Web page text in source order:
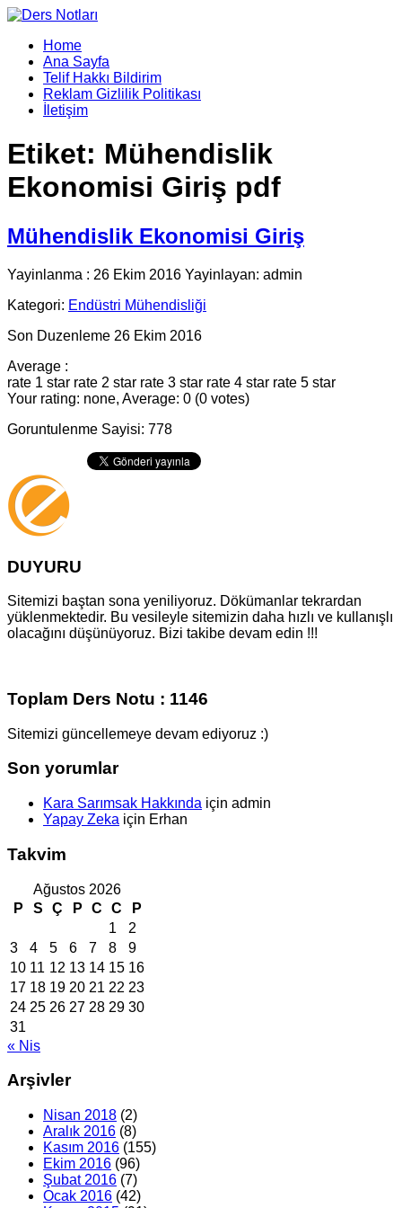
Home
Ana Sayfa
Telif Hakkı Bildirim
Reklam Gizlilik Politikası
İletişim
Etiket: Mühendislik
Ekonomisi Giriş pdf
Mühendislik Ekonomisi Giriş
Yayinlanma : 26 Ekim 2016 Yayinlayan: admin
Kategori: Endüstri Mühendisliği
Son Duzenleme 26 Ekim 2016
Average :
rate 1 star rate 2 star rate 3 star rate 4 star rate 5 star
Your rating: none, Average: 0 (0 votes)
Goruntulenme Sayisi: 778
DUYURU
Sitemizi baştan sona yeniliyoruz. Dökümanlar tekrardan
yüklenmektedir. Bu vesileyle sitemizin daha hızlı ve kullanışlı
olacağını düşünüyoruz. Bizi takibe devam edin !!!
Toplam Ders Notu : 1146
Sitemizi güncellemeye devam ediyoruz :)
Son yorumlar
Kara Sarımsak Hakkında için admin
Yapay Zeka için Erhan
Takvim
Ağustos 2026
P
S Ç P C C
P
1
2
3
4 5 6 7 8
9
10 11 12 13 14 15 16
17 18 19 20 21 22 23
24 25 26 27 28 29 30
31
« Nis
Arşivler
Nisan 2018 (2)
Aralık 2016 (8)
Kasım 2016 (155)
Ekim 2016 (96)
Şubat 2016 (7)
Ocak 2016 (42)